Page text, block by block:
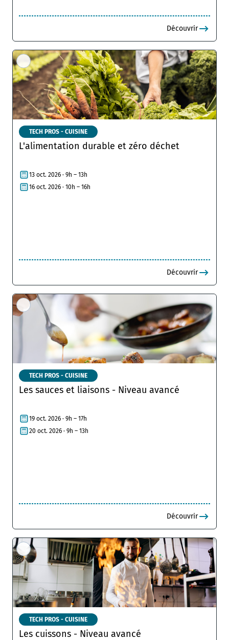
Découvrir
TECH PROS - CUISINE
L'alimentation durable et zéro déchet
13 oct. 2026 · 9h – 13h
16 oct. 2026 · 10h – 16h
Découvrir
TECH PROS - CUISINE
Les sauces et liaisons - Niveau avancé
19 oct. 2026 · 9h – 17h
20 oct. 2026 · 9h – 13h
Découvrir
TECH PROS - CUISINE
Les cuissons - Niveau avancé